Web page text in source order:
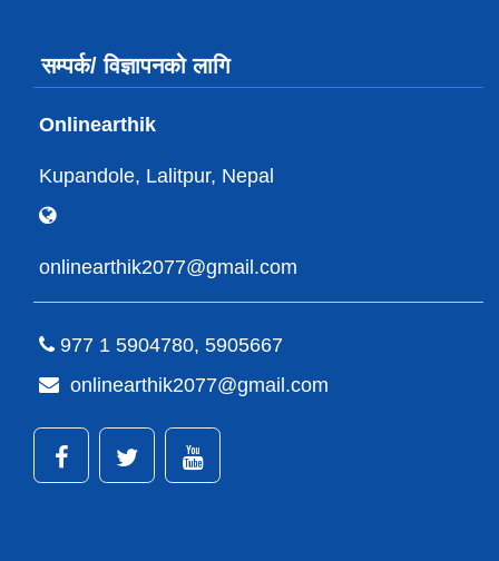
सम्पर्क/ विज्ञापनको लागि
Onlinearthik
Kupandole, Lalitpur, Nepal
onlinearthik2077@gmail.com
977 1 5904780, 5905667
onlinearthik2077@gmail.com